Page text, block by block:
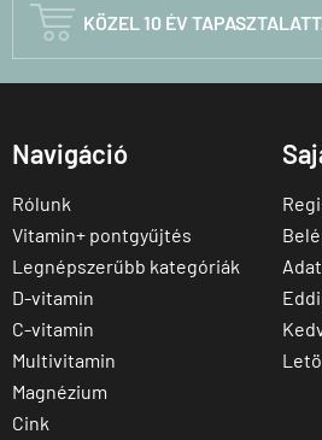
 KÖZEL 10 ÉV
Navigáció
Rólunk
Vitamin+ pontgyűjtés
Legnépszerűbb kategóriák
D-vitamin
C-vitamin
Multivitamin
Magnézium
Cink